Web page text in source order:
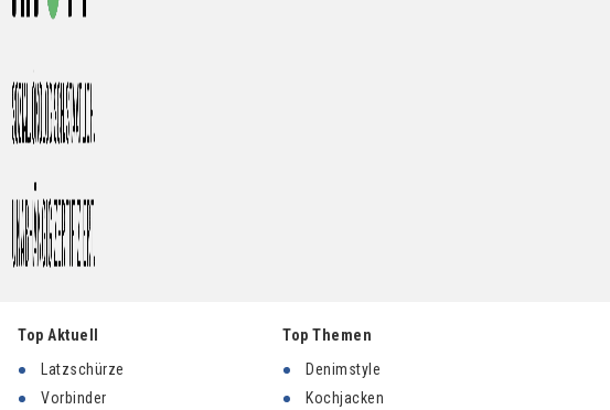
Top Aktuell
Latzschürze
Vorbinder
Top Themen
Denimstyle
Kochjacken